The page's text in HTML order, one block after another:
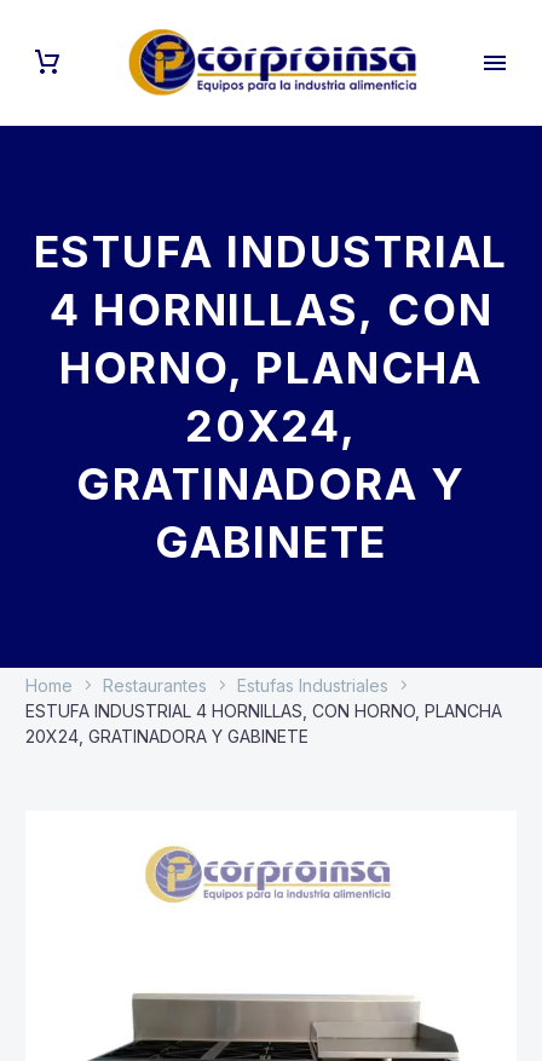
ESTUFA INDUSTRIAL
4 HORNILLAS, CON
HORNO, PLANCHA
20X24,
GRATINADORA Y
GABINETE
Home Restaurantes
Estufas Industriales
ESTUFA INDUSTRIAL 4 HORNILLAS, CON HORNO, PLANCHA
20X24, GRATINADORA Y GABINETE